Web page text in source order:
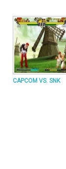
CAPCOM VS. SNK